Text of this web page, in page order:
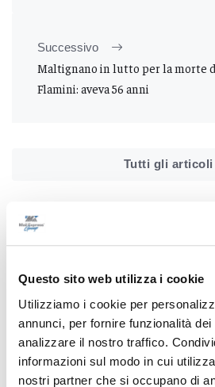
Questo sito web utilizza i cookie
Utilizziamo i cookie per
annunci, per fornire funzionalità
analizzare il nostro traffico.
informazioni sul modo in cui
nostri partner che si occupano di
Successivo
Maltignano in lutto per la morte
Flamini: aveva 56 anni
Tutti gli articoli
Correlati